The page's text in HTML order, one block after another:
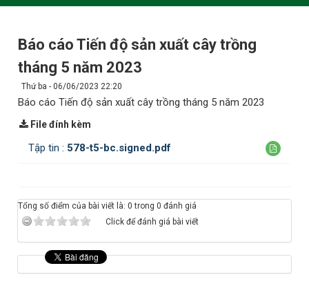
Báo cáo Tiến độ sản xuất cây trồng
tháng 5 năm 2023
Thứ ba - 06/06/2023 22:20
Báo cáo Tiến độ sản xuất cây trồng tháng 5 năm 2023
File đính kèm
Tập tin : 578-t5-bc.signed.pdf
Tổng số điểm của bài viết là: 0 trong 0 đánh giá
Click để đánh giá bài viết